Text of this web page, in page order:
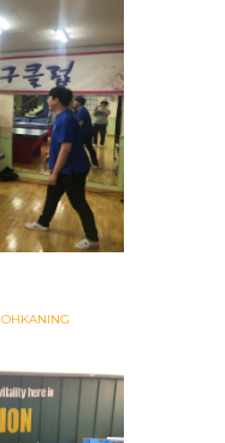
OHKANING